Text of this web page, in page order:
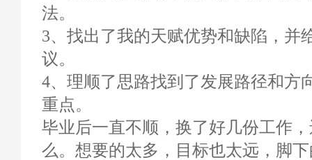
法。
3、找出了我的天赋优势和缺陷，并
议。
4、理顺了思路找到了发展路径和方
重点。
毕业后一直不顺，换了好几份工作
么。想要的太多，目标也太远，脚